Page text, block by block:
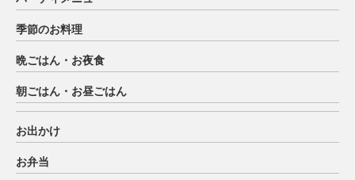
季節のお料理
晩ごはん・お夜食
朝ごはん・お昼ごはん
お出かけ
お弁当